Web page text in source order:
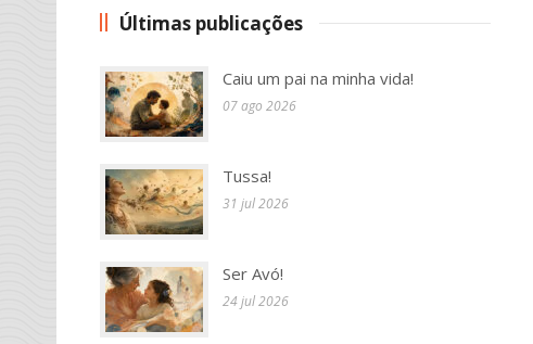
Últimas publicações
Caiu um pai na minha vida!
07 ago 2026
Tussa!
31 jul 2026
Ser Avó!
24 jul 2026